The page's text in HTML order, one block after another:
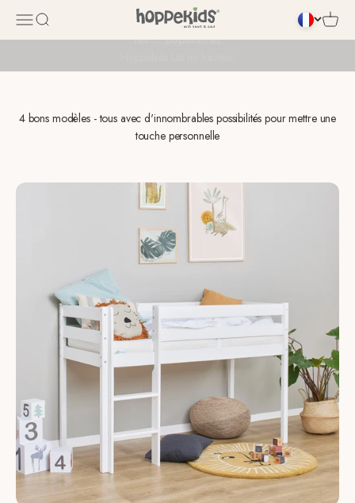
Ouvrir la navigation
Ouvrir la recherche Voir le
Pour le stockage ou la construction de cabanes ? Découvrez
les ... populaires
4 bons modèles - tous avec d'innombrables possibilités pour mettre une
touche personnelle